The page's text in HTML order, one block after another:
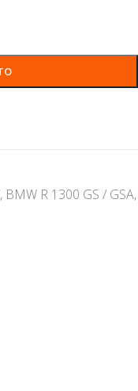
, BMW R 1300 GS / GSA,